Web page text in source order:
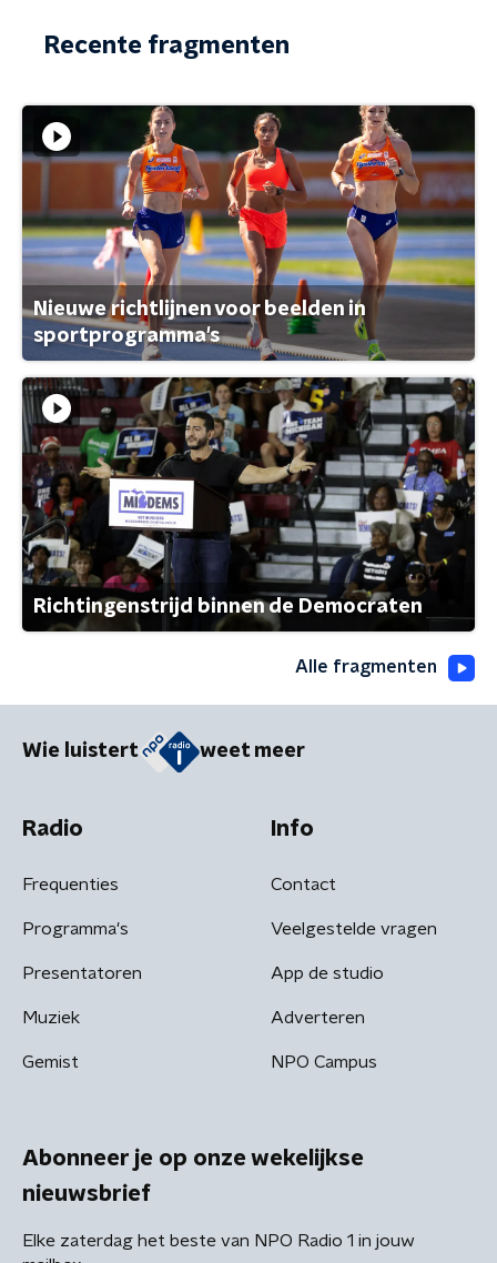
Recente fragmenten
Nieuwe richtlijnen voor beelden in
sportprogramma's
Richtingenstrijd binnen de Democraten
Alle fragmenten
Wie luistert weet meer
Radio
Frequenties
Programma's
Presentatoren
Muziek
Gemist
Info
Contact
Veelgestelde vragen
App de studio
Adverteren
NPO Campus
Abonneer je op onze wekelijkse
nieuwsbrief
Elke zaterdag het beste van NPO Radio 1 in jouw